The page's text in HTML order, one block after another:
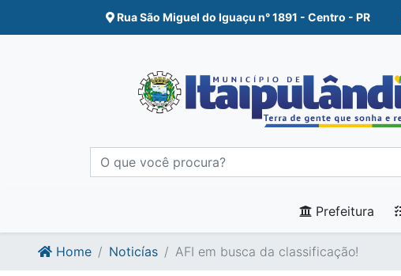
Ir para o conte�do
Ir para o fim do conte�do
Rua São Miguel do Iguaçu n° 1891 - Centro - PR
Prefeitura
Home Noticías AFI em busca da classificação!